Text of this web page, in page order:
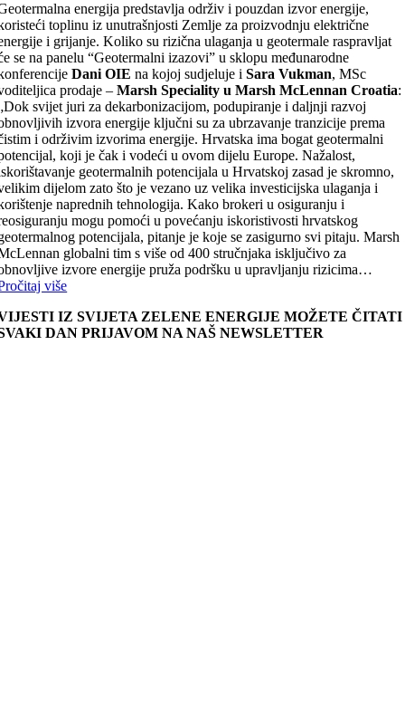
energija predstavlja održiv i pouzdan izvor energije,
toplinu iz unutrašnjosti Zemlje za proizvodnju električne
i grijanje. Koliko su rizična ulaganja u geotermale raspravljat
se na panelu “Geotermalni izazovi” u sklopu međunarodne
Dani OIE na kojoj sudjeluje iSara Vukman, MSc
prodaje –Marsh Speciality u Marsh McLennan Croatia:
svijet juri za dekarbonizacijom, podupiranje i daljnji razvoj
izvora energije ključni su za ubrzavanje tranzicije prema
i održivim izvorima energije. Hrvatska ima bogat geotermalni
koji je čak i vodeći u ovom dijelu Europe. Nažalost,
geotermalnih potencijala u Hrvatskoj zasad je skromno,
dijelom zato što je vezano uz velika investicijska ulaganja i
naprednih tehnologija. Kako brokeri u osiguranju i
mogu pomoći u povećanju iskoristivosti hrvatskog
potencijala, pitanje je koje se zasigurno svi pitaju. Marsh
globalni tim s više od 400 stručnjaka isključivo za
izvore energije pruža podršku u upravljanju rizicima…
više
IZ SVIJETA ZELENE ENERGIJE MOŽETE ČITATI
DAN PRIJAVOM NA NAŠ NEWSLETTER